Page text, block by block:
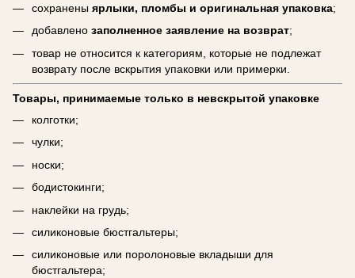
сохранены ярлыки, пломбы и оригинальная упаковка;
добавлено заполненное заявление на возврат;
товар не относится к категориям, которые не подлежат
возврату после вскрытия упаковки или примерки.
Товары, принимаемые только в невскрытой упаковке
колготки;
чулки;
носки;
бодистокинги;
наклейки на грудь;
силиконовые бюстгальтеры;
силиконовые или поролоновые вкладыши для
бюстгальтера;